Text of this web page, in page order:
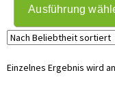
Ausführung
Einzelnes Ergebnis wird